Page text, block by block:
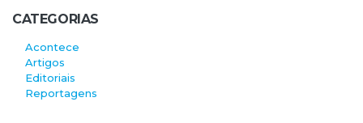
CATEGORIAS
Acontece
Artigos
Editoriais
Reportagens